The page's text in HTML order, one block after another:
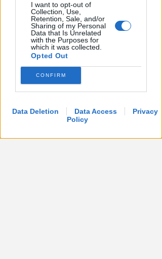
I want to opt-out of
Collection, Use,
Retention, Sale, and/or
Sharing of my Personal
Data that Is Unrelated
with the Purposes for
which it was collected.
Opted Out
CONFIRM
Data Deletion Data Access
Privacy
Policy